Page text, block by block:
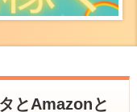
とAmazonと